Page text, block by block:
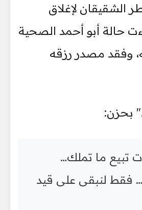
الشقيقان لإغلاق
حالة أبو أحمد الصحية
وفقد مصدر رزقه
بحزن:
تبيع ما تملك…
فقط لنبقى على قيد